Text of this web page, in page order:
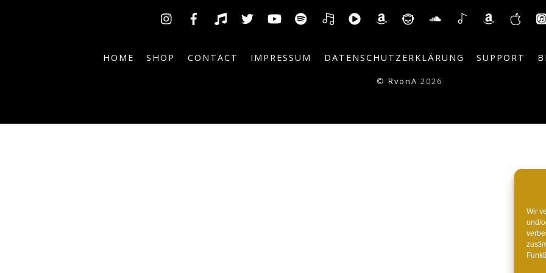
Wir
und/
Top
Insta Facebook YouTubeSpotifyDeezer
Music
SoundCloud
HOME SHOP CONTACT IMPRESSUM DATENSCHUTZERKLÄRUNG SUPPORT
© RvonA 2026